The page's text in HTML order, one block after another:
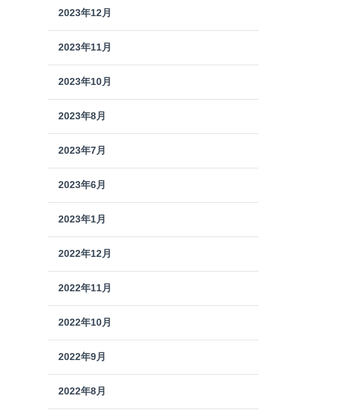
2023年12月
2023年11月
2023年10月
2023年8月
2023年7月
2023年6月
2023年1月
2022年12月
2022年11月
2022年10月
2022年9月
2022年8月